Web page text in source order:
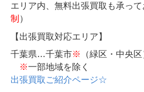
エリア内、無料出張買取も承っ
制 ）
【出張買取対応エリア】
千葉県…千葉市※ （緑区・中央
※一部地域を除く
出張買取ご紹介ページ☆